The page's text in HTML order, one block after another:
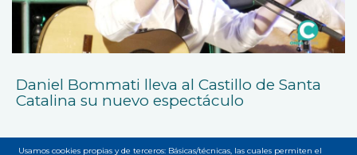
Daniel Bommati lleva al Castillo de Santa
Catalina su nuevo espectáculo
Usamos cookies propias y de terceros: Básicas/técnicas, las cuales permiten el